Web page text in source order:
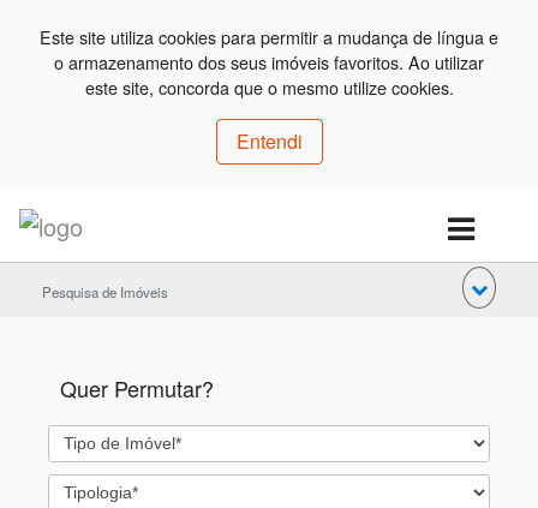
Este site utiliza cookies para permitir a mudança de língua e
o armazenamento dos seus imóveis favoritos. Ao utilizar
este site, concorda que o mesmo utilize cookies.
Entendi
Pesquisa de Imóveis
Quer Permutar?